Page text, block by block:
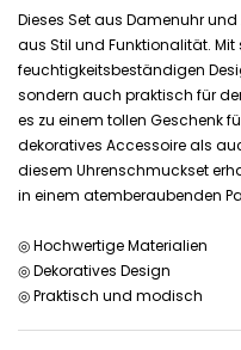
Dieses Set aus Damenuhr
aus Stil und Funktionalität.
feuchtigkeitsbeständigen
sondern auch praktisch für
es zu einem tollen Geschenk
dekoratives Accessoire als
diesem Uhrenschmuckset
in einem atemberaubenden
◎ Hochwertige Materialien
◎ Dekoratives Design
◎ Praktisch und modisch